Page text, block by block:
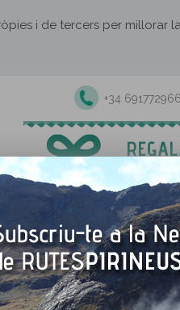
i de tercers per
+34 691772966
Excursions i activitats